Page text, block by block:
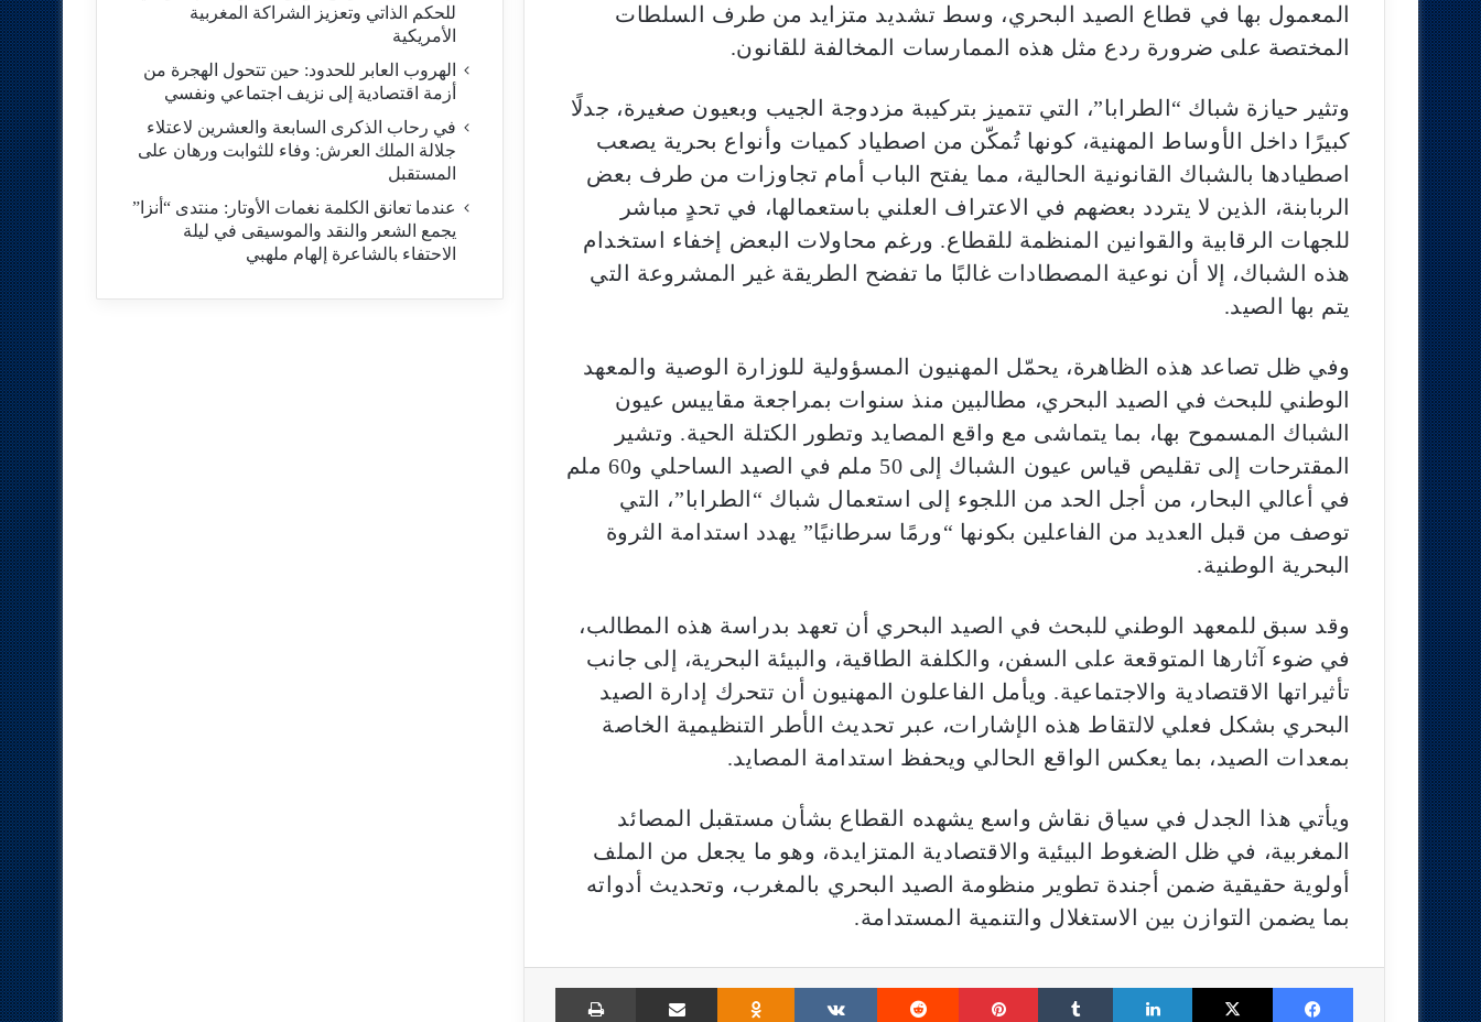
المعمول بها في قطاع الصيد البحري، وسط تشديد متزايد من طرف السلطات
المختصة على ضرورة ردع مثل هذه الممارسات المخالفة للقانون.
وتثير حيازة شباك “الطرابا”، التي تتميز بتركيبة مزدوجة الجيب وبعيون صغيرة، جدلًا
كبيرًا داخل الأوساط المهنية، كونها تُمكّن من اصطياد كميات وأنواع بحرية يصعب
اصطيادها بالشباك القانونية الحالية، مما يفتح الباب أمام تجاوزات من طرف بعض
الربابنة، الذين لا يتردد بعضهم في الاعتراف العلني باستعمالها، في تحدٍ مباشر
للجهات الرقابية والقوانين المنظمة للقطاع. ورغم محاولات البعض إخفاء استخدام
هذه الشباك، إلا أن نوعية المصطادات غالبًا ما تفضح الطريقة غير المشروعة التي
يتم بها الصيد.
وفي ظل تصاعد هذه الظاهرة، يحمّل المهنيون المسؤولية للوزارة الوصية والمعهد
الوطني للبحث في الصيد البحري، مطالبين منذ سنوات بمراجعة مقاييس عيون
الشباك المسموح بها، بما يتماشى مع واقع المصايد وتطور الكتلة الحية. وتشير
المقترحات إلى تقليص قياس عيون الشباك إلى 50 ملم في الصيد الساحلي و60 ملم
في أعالي البحار، من أجل الحد من اللجوء إلى استعمال شباك “الطرابا”، التي
توصف من قبل العديد من الفاعلين بكونها “ورمًا سرطانيًا” يهدد استدامة الثروة
البحرية الوطنية.
وقد سبق للمعهد الوطني للبحث في الصيد البحري أن تعهد بدراسة هذه المطالب،
في ضوء آثارها المتوقعة على السفن، والكلفة الطاقية، والبيئة البحرية، إلى جانب
تأثيراتها الاقتصادية والاجتماعية. ويأمل الفاعلون المهنيون أن تتحرك إدارة الصيد
البحري بشكل فعلي لالتقاط هذه الإشارات، عبر تحديث الأطر التنظيمية الخاصة
بمعدات الصيد، بما يعكس الواقع الحالي ويحفظ استدامة المصايد.
ويأتي هذا الجدل في سياق نقاش واسع يشهده القطاع بشأن مستقبل المصائد
المغربية، في ظل الضغوط البيئية والاقتصادية المتزايدة، وهو ما يجعل من الملف
أولوية حقيقية ضمن أجندة تطوير منظومة الصيد البحري بالمغرب، وتحديث أدواته
بما يضمن التوازن بين الاستغلال والتنمية المستدامة.
Facebook
X
LinkedIn
Tumblr
Pinterest
Reddit
VKontakte
Odnoklassniki
Share via Email
Print
للحكم الذاتي وتعزيز الشراكة المغربية
الأمريكية
​الهروب العابر للحدود: حين تتحول الهجرة من
أزمة اقتصادية إلى نزيف اجتماعي ونفسي
في رحاب الذكرى السابعة والعشرين لاعتلاء
جلالة الملك العرش: وفاء للثوابت ورهان على
المستقبل
​عندما تعانق الكلمة نغمات الأوتار: منتدى “أنزا”
يجمع الشعر والنقد والموسيقى في ليلة
الاحتفاء بالشاعرة إلهام ملهبي